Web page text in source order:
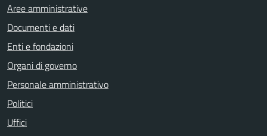
Aree amministrative
Documenti e dati
Enti e fondazioni
Organi di governo
Personale amministrativo
Politici
Uffici